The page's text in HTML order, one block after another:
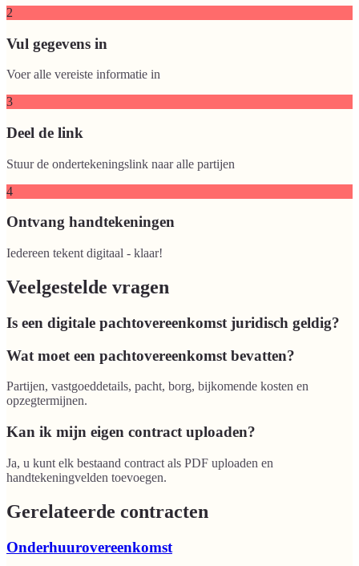
2
Vul gegevens in
Voer alle vereiste informatie in
3
Deel de link
Stuur de ondertekeningslink naar alle partijen
4
Ontvang handtekeningen
Iedereen tekent digitaal - klaar!
Veelgestelde vragen
Is een digitale pachtovereenkomst juridisch geldig?
Wat moet een pachtovereenkomst bevatten?
Partijen, vastgoeddetails, pacht, borg, bijkomende kosten en
opzegtermijnen.
Kan ik mijn eigen contract uploaden?
Ja, u kunt elk bestaand contract als PDF uploaden en
handtekeningvelden toevoegen.
Gerelateerde contracten
Onderhuurovereenkomst